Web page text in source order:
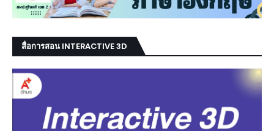
สื่อการสอน INTERACTIVE 3D